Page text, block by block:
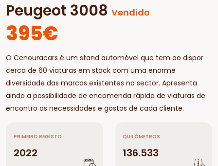
Peugeot 3008 Vendido
395€
O Cenouracars é um stand automóvel que tem ao dispor
cerca de 60 viaturas em stock com uma enorme
diversidade das marcas existentes no sector. Apresenta
ainda a possibilidade de encomenda rápida de viaturas de
encontro as necessidades e gostos de cada cliente.
PRIMEIRO REGISTO
2022
QUILÓMETROS
136.533